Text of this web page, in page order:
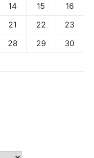
14 15
16
21 22
23
28 29
30